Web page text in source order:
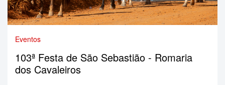
Eventos
103ª Festa de São Sebastião - Romaria
dos Cavaleiros